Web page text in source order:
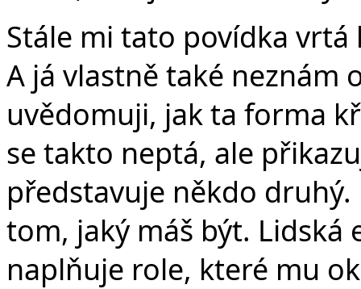
Stále mi tato povídka vrtá
A já vlastně také neznám
uvědomuji, jak ta forma
se takto neptá, ale
představuje někdo
tom, jaký máš být. Lidská
naplňuje role, které mu